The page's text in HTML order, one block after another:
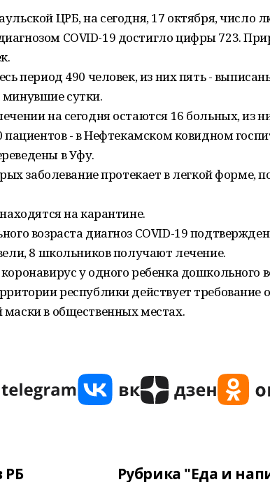
ЦРБ, на сегодня, 17 октября, число
COVID-19 достигло цифры 723.
период 490 человек, из них пять -
сутки.
на сегодня остаются 16 больных, из
пациентов - в Нефтекамском ковидном
в Уфу.
заболевание протекает в легкой форме,
на карантине.
возраста диагноз COVID-19 подтвержден
8 школьников получают лечение.
у одного ребенка дошкольного
республики действует требование
в общественных местах.
РБ Рубрика "Еда и